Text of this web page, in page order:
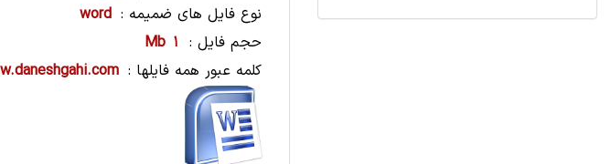
نوع فایل های ضمیمه : word
حجم فایل : 1 Mb
کلمه عبور همه فایلها :